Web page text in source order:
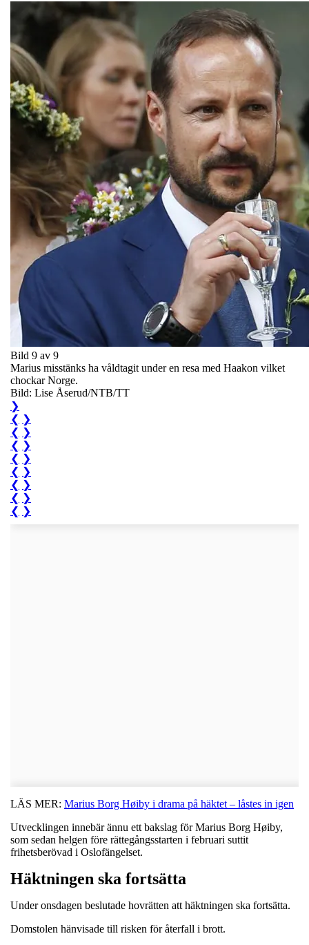
Bild 9 av 9
Marius misstänks ha våldtagit under en resa med Haakon vilket
chockar Norge.
Bild: Lise Åserud/NTB/TT
❯
❮ ❯
❮ ❯
❮ ❯
❮ ❯
❮ ❯
❮ ❯
❮ ❯
❮ ❯
LÄS MER: Marius Borg Høiby i drama på häktet – låstes in igen
Utvecklingen innebär ännu ett bakslag för Marius Borg Høiby,
som sedan helgen före rättegångsstarten i februari suttit
frihetsberövad i Oslofängelset.
Häktningen ska fortsätta
Under onsdagen beslutade hovrätten att häktningen ska fortsätta.
Domstolen hänvisade till risken för återfall i brott.